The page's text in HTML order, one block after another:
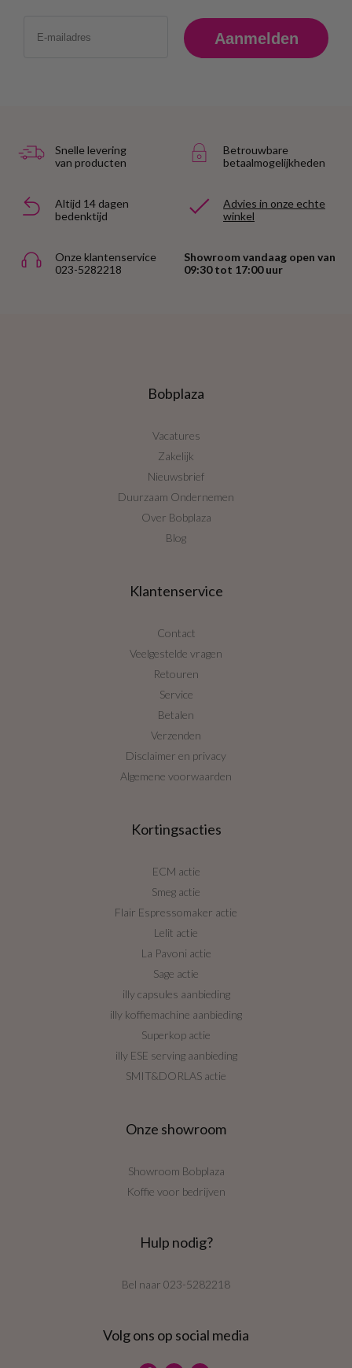
Aanmelden
Snelle levering
van producten
Betrouwbare
betaalmogelijkheden
Altijd 14 dagen
bedenktijd
Advies in onze echte
winkel
Onze klantenservice
023-5282218
Showroom vandaag open van
09:30 tot 17:00 uur
Bobplaza
Vacatures
Zakelijk
Nieuwsbrief
Duurzaam Ondernemen
Over Bobplaza
Blog
Klantenservice
Contact
Veelgestelde vragen
Retouren
Service
Betalen
Verzenden
Disclaimer en privacy
Algemene voorwaarden
Kortingsacties
ECM actie
Smeg actie
Flair Espressomaker actie
Lelit actie
La Pavoni actie
Sage actie
illy capsules aanbieding
illy koffiemachine aanbieding
Superkop actie
illy ESE serving aanbieding
SMIT&DORLAS actie
Onze showroom
Showroom Bobplaza
Koffie voor bedrijven
Hulp nodig?
Bel naar 023-5282218
Volg ons op social media